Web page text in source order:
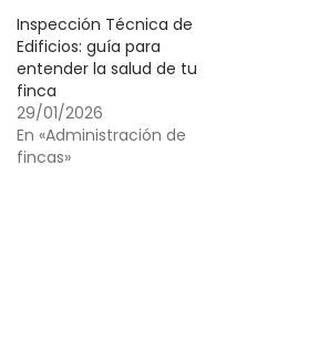
Inspección Técnica de
Edificios: guía para
entender la salud de tu
finca
29/01/2026
En «Administración de
fincas»